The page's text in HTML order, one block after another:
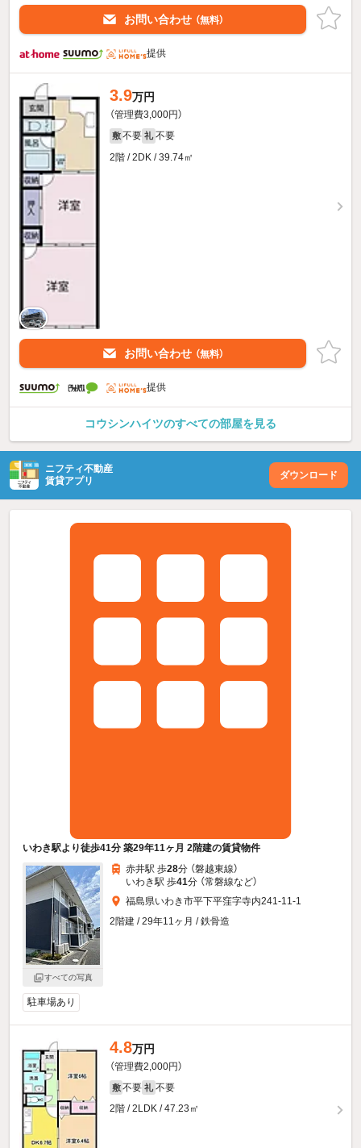
お問い合わせ （無料）
提供
3.9万円
（管理費3,000円）
敷 不要 礼 不要
2階 / 2DK / 39.74㎡
お問い合わせ （無料）
提供
コウシンハイツのすべての部屋を見る
ニフティ不動産
賃貸アプリ
ダウンロード
いわき駅より徒歩41分 築29年11ヶ月 2階建の賃貸物件
すべての写真
赤井駅 歩28分 （磐越東線）
いわき駅 歩41分 （常磐線など）
福島県いわき市平下平窪字寺内241-11-1
2階建 / 29年11ヶ月 / 鉄骨造
駐車場あり
4.8万円
（管理費2,000円）
敷 不要 礼 不要
2階 / 2LDK / 47.23㎡